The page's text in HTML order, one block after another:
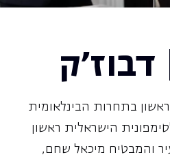
דבוז'ק
בתחרות הבינלאומית
הישראלית ראשון
והמבטיח מיכאל שחם,